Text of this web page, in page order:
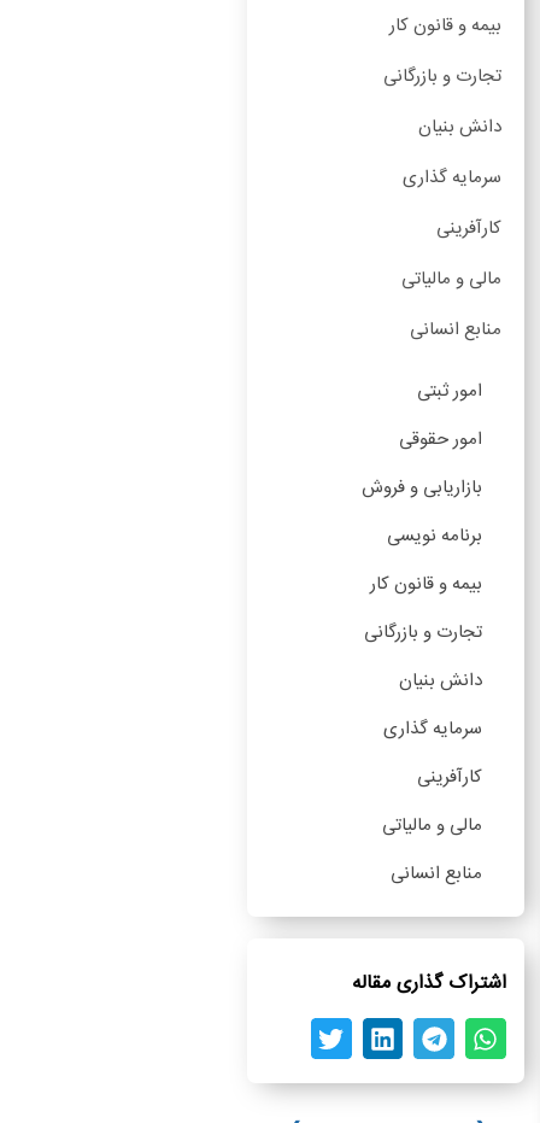
بیمه و قانون کار
تجارت و بازرگانی
دانش بنیان
سرمایه گذاری
کارآفرینی
مالی و مالیاتی
منابع انسانی
امور ثبتی
امور حقوقی
بازاریابی و فروش
برنامه نویسی
بیمه و قانون کار
تجارت و بازرگانی
دانش بنیان
سرمایه گذاری
کارآفرینی
مالی و مالیاتی
منابع انسانی
اشتراک گذاری مقاله